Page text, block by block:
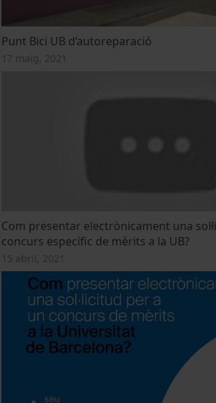
Punt Bici UB d’autoreparació
17 maig, 2021
Com presentar electrònicament una
concurs específic de mèrits a la UB?
15 abril, 2021